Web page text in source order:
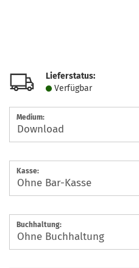
Lieferstatus:
Verfügbar
Medium:
Kasse:
Buchhaltung: